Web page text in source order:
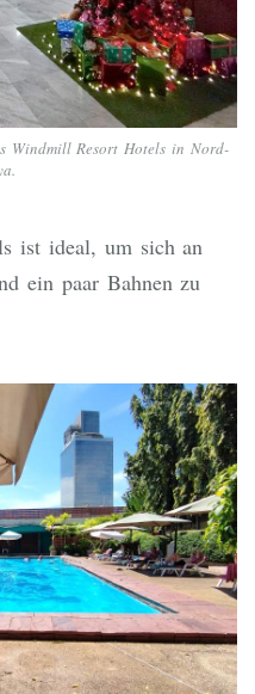
Windmill Resort Hotels in Nord-
ist ideal, um sich an
ein paar Bahnen zu